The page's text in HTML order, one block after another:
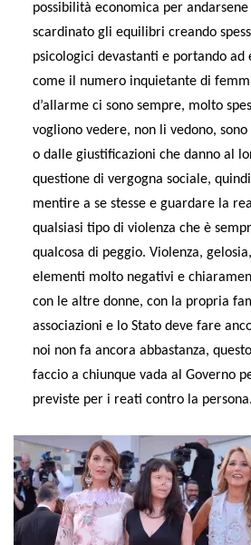
possibilità economica per
scardinato gli equilibri creando
psicologici devastanti e portando
come il numero inquietante di
d’allarme ci sono sempre, molto
vogliono vedere, non li vedono,
o dalle giustificazioni che danno al
questione di vergogna sociale,
mentire a se stesse e guardare la
qualsiasi tipo di violenza che è
qualcosa di peggio. Violenza,
elementi molto negativi e
con le altre donne, con la propria
associazioni e lo Stato deve fare
noi non fa ancora abbastanza,
faccio a chiunque vada al Governo
previste per i reati contro la persona.